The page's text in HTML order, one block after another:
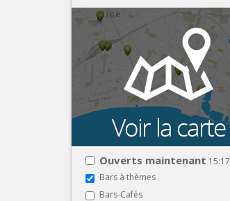
Ouverts maintenant 15:17
Bars à thèmes
Bars-Cafés